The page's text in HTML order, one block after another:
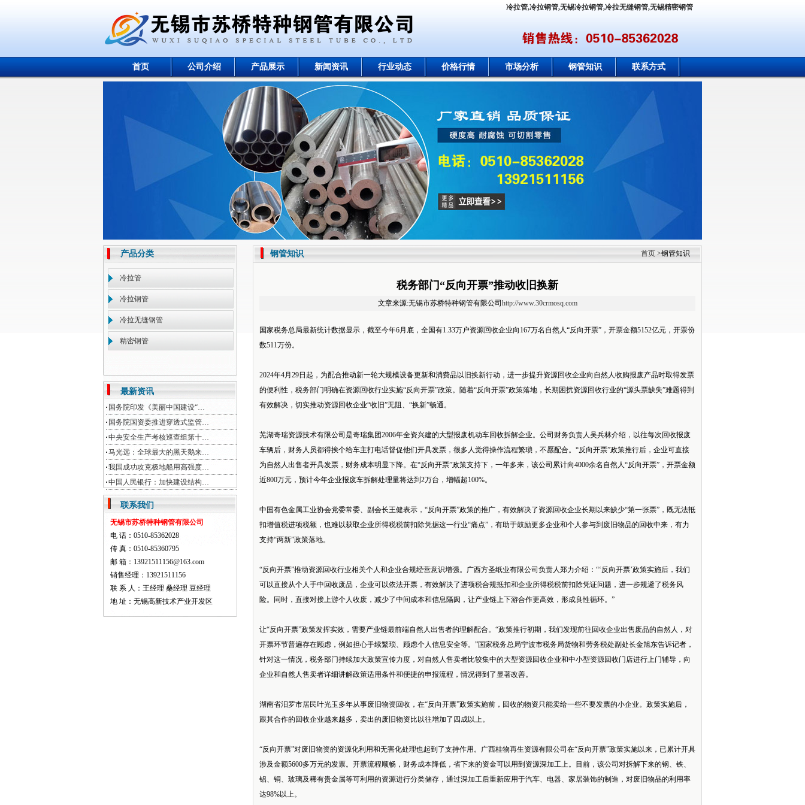
冷拉管,冷拉钢管,无锡冷拉钢管,冷拉无缝钢管,无锡精密钢管
首页 公司介绍 产品展示 新闻资讯 行业动态 价格行情 市场分析 钢管知识 联系方式
产品分类
冷拉管
冷拉钢管
冷拉无缝钢管
精密钢管
最新资讯
国务院印发《美丽中国建设“…
国务院国资委推进穿透式监管…
中央安全生产考核巡查组第十…
马光远：全球最大的黑天鹅来…
我国成功攻克极地船用高强度…
中国人民银行：加快建设结构…
联系我们
无锡市苏桥特种钢管有限公司
电 话：0510-85362028
传 真：0510-85360795
邮 箱：13921511156@163.com
销售经理：13921511156
联 系 人：王经理 桑经理 豆经理
地 址：无锡高新技术产业开发区
钢管知识 首页 >钢管知识
税务部门“反向开票”推动收旧换新
文章来源:无锡市苏桥特种钢管有限公司 http://www.30crmosq.com
国家税务总局最新统计数据显示，截至今年6月底，全国有1.33万户资源回收企业向167万名自然人“反向开票”，开票金额5152亿元，开票份
数511万份。
2024年4月29日起，为配合推动新一轮大规模设备更新和消费品以旧换新行动，进一步提升资源回收企业向自然人收购报废产品时取得发票
的便利性，税务部门明确在资源回收行业实施“反向开票”政策。随着“反向开票”政策落地，长期困扰资源回收行业的“源头票缺失”难题得到
有效解决，切实推动资源回收企业“收旧”无阻、“换新”畅通。
芜湖奇瑞资源技术有限公司是奇瑞集团2006年全资兴建的大型报废机动车回收拆解企业。公司财务负责人吴兵林介绍，以往每次回收报废
车辆后，财务人员都得挨个给车主打电话督促他们开具发票，很多人觉得操作流程繁琐，不愿配合。“反向开票”政策推行后，企业可直接
为自然人出售者开具发票，财务成本明显下降。在“反向开票”政策支持下，一年多来，该公司累计向4000余名自然人“反向开票”，开票金额
近800万元，预计今年企业报废车拆解处理量将达到2万台，增幅超100%。
中国有色金属工业协会党委常委、副会长王健表示，“反向开票”政策的推广，有效解决了资源回收企业长期以来缺少“第一张票”，既无法抵
扣增值税进项税额，也难以获取企业所得税税前扣除凭据这一行业“痛点”，有助于鼓励更多企业和个人参与到废旧物品的回收中来，有力
支持“两新”政策落地。
“反向开票”推动资源回收行业相关个人和企业合规经营意识增强。广西方圣纸业有限公司负责人郑力介绍：“‘反向开票’政策实施后，我们
可以直接从个人手中回收废品，企业可以依法开票，有效解决了进项税合规抵扣和企业所得税税前扣除凭证问题，进一步规避了税务风
险。同时，直接对接上游个人收废，减少了中间成本和信息隔阂，让产业链上下游合作更高效，形成良性循环。”
让“反向开票”政策发挥实效，需要产业链最前端自然人出售者的理解配合。“政策推行初期，我们发现前往回收企业出售废品的自然人，对
开票环节普遍存在顾虑，例如担心手续繁琐、顾虑个人信息安全等。”国家税务总局宁波市税务局货物和劳务税处副处长金旭东告诉记者，
针对这一情况，税务部门持续加大政策宣传力度，对自然人售卖者比较集中的大型资源回收企业和中小型资源回收门店进行上门辅导，向
企业和自然人售卖者详细讲解政策适用条件和便捷的申报流程，情况得到了显著改善。
湖南省汨罗市居民叶光玉多年从事废旧物资回收，在“反向开票”政策实施前，回收的物资只能卖给一些不要发票的小企业。政策实施后，
跟其合作的回收企业越来越多，卖出的废旧物资比以往增加了四成以上。
“反向开票”对废旧物资的资源化利用和无害化处理也起到了支持作用。广西桂物再生资源有限公司在“反向开票”政策实施以来，已累计开具
涉及金额5600多万元的发票。开票流程顺畅，财务成本降低，省下来的资金可以用到资源深加工上。目前，该公司对拆解下来的钢、铁、
铝、铜、玻璃及稀有贵金属等可利用的资源进行分类储存，通过深加工后重新应用于汽车、电器、家居装饰的制造，对废旧物品的利用率
达98%以上。